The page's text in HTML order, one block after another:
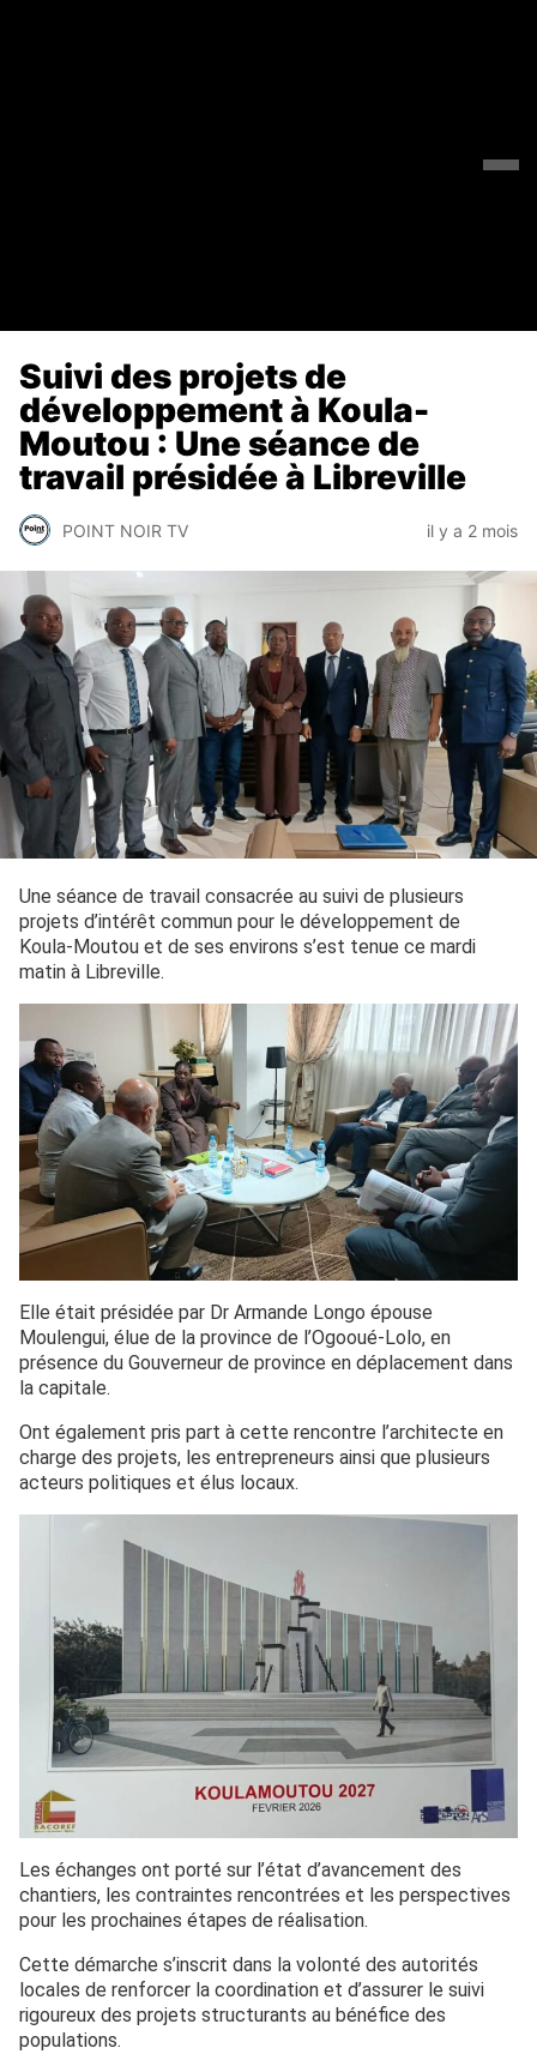
Suivi des projets de
développement à Koula-
Moutou : Une séance de
travail présidée à Libreville
POINT NOIR TV il y a 2 mois
Une séance de travail consacrée au suivi de plusieurs
projets d’intérêt commun pour le développement de
Koula-Moutou et de ses environs s’est tenue ce mardi
matin à Libreville.
Elle était présidée par Dr Armande Longo épouse
Moulengui, élue de la province de l’Ogooué-Lolo, en
présence du Gouverneur de province en déplacement dans
la capitale.
Ont également pris part à cette rencontre l’architecte en
charge des projets, les entrepreneurs ainsi que plusieurs
acteurs politiques et élus locaux.
Les échanges ont porté sur l’état d’avancement des
chantiers, les contraintes rencontrées et les perspectives
pour les prochaines étapes de réalisation.
Cette démarche s’inscrit dans la volonté des autorités
locales de renforcer la coordination et d’assurer le suivi
rigoureux des projets structurants au bénéfice des
populations.